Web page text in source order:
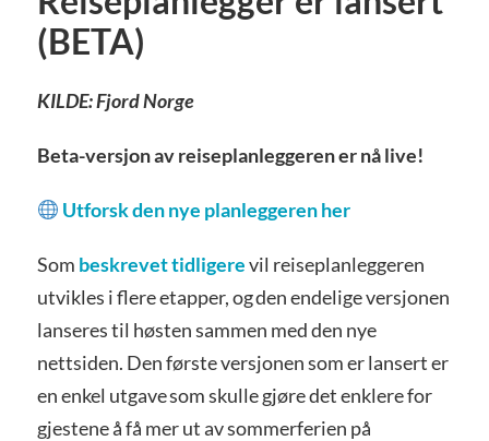
(BETA)
KILDE: Fjord Norge
Beta-versjon av reiseplanleggeren er nå live!
Utforsk den nye planleggeren her
Som beskrevet tidligerevil reiseplanleggeren
utvikles i flere etapper, og den endelige versjonen
lanseres til høsten sammen med den nye
nettsiden. Den første versjonen som er lansert er
en enkel utgave som skulle gjøre det enklere for
gjestene å få mer ut av sommerferien på